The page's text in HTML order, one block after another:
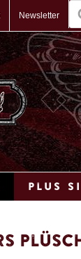
Newsletter
Plus